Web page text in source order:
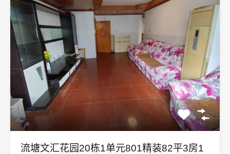
流塘文汇花园20栋1单元801精装82平3房1